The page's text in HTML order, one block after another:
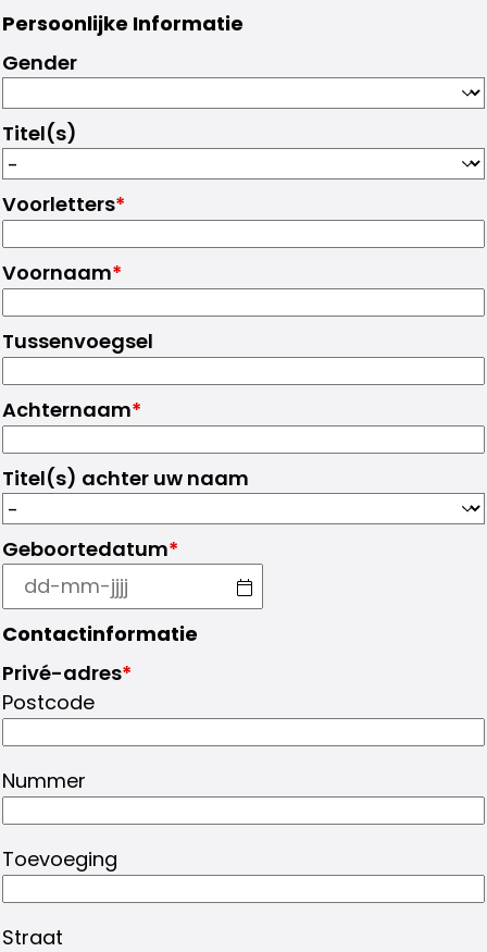
Persoonlijke Informatie
Gender
Titel(s)
Voorletters*
Voornaam*
Tussenvoegsel
Achternaam*
Titel(s) achter uw naam
Geboortedatum*
Contactinformatie
Privé-adres*
Postcode
Nummer
Toevoeging
Straat